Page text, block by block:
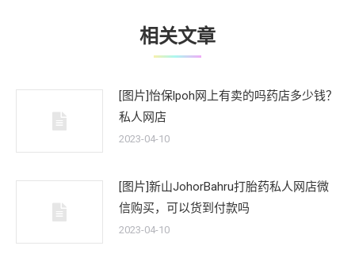
相关文章
[图片]怡保lpoh网上有卖的吗药店多少钱？
私人网店
2023-04-10
[图片]新山JohorBahru打胎药私人网店微
信购买，可以货到付款吗
2023-04-10